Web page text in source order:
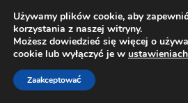
DOSTAWA od
Pn.-pt. 9:00-16:00
Przejdź
do
nawigacji
Przejdź
do
treści
Używamy plików cookie, aby
korzystania z naszej witryny.
Możesz dowiedzieć się więcej o
cookie lub wyłączyć je w ustawieniach
Zaakceptować